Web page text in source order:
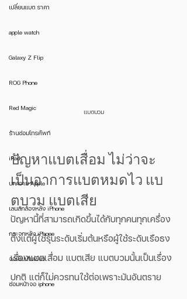
เปลี่ยนแบต ราคา
apple watch
Galaxy Z Flip
ROG Phone
Red Magic
ร้านซ่อมโทรศัพท์
iPad
บทความ Apple
เลนส์กล้องหลัง iPhone
กระจกหลัง iPhone
จอเป็นเส้นเขียว
ซ่อมหน้าจอ iphone
แบตบวม
ปัญหาแบตเสื่อม ไม่ว่าจะ
เป็นอาการแบตหมดไว แบ
ตบวม แบตเสีย
ปัญหานี้ที่สามารถเกิดขึ้นได้กับทุกคนทุกเครื่อง
ตั้งแต่ผู้ใช้รุ่นระดับเริ่มต้นหรือผู้ใช้ระดับเรือธง
เรื่องแบตเสื่อม แบตเสีย แบตบวมนั้นเป็นเรื่อง
ปกติ แต่ก็ไม่ควรทนใช้ต่อเพราะมันอันตราย